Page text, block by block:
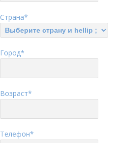
Страна*
Город*
Возраст*
Телефон*